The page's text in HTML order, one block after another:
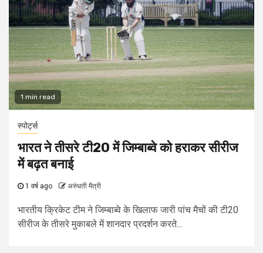
1 min read
स्पोर्ट्स
भारत ने तीसरे टी20 में जिम्बाब्वे को हराकर सीरीज
में बढ़त बनाई
1 वर्ष ago अरुंधती मैत्री
भारतीय क्रिकेट टीम ने जिम्बाब्वे के खिलाफ जारी पांच मैचों की टी20
सीरीज के तीसरे मुकाबले में शानदार प्रदर्शन करते...